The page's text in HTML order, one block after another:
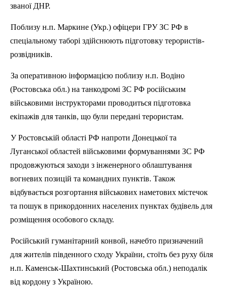
званої ДНР.
Поблизу н.п. Маркине (Укр.) офіцери ГРУ ЗС РФ в
спеціальному таборі здійснюють підготовку терористів-
розвідників.
За оперативною інформацією поблизу н.п. Водіно
(Ростовська обл.) на танкодромі ЗС РФ російським
військовими інструкторами проводиться підготовка
екіпажів для танків, що були передані терористам.
У Ростовській області РФ напроти Донецької та
Луганської областей військовими формуваннями ЗС РФ
продовжуються заходи з інженерного облаштування
вогневих позицій та командних пунктів. Також
відбувається розгортання військових наметових містечок
та пошук в прикордонних населених пунктах будівель для
розміщення особового складу.
Російський гуманітарний конвой, начебто призначений
для жителів південного сходу України, стоїть без руху біля
н.п. Каменськ-Шахтинський (Ростовська обл.) неподалік
від кордону з Україною.